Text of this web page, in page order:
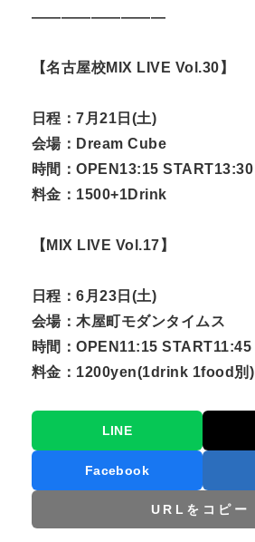
—————————
【名古屋校MIX LIVE Vol.30】
日程：7月21日(土)
会場：Dream Cube
時間：OPEN13:15 START13:30
料金：1500+1Drink
【MIX LIVE Vol.17】
日程：6月23日(土)
会場：木屋町モダンタイムス
時間：OPEN11:15 START11:45
料金：1200yen(1drink 1food別)
LINE
Facebook
URLをコピー